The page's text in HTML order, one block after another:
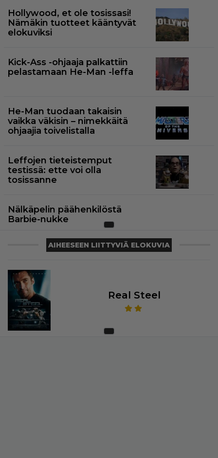
Hollywood, et ole tosissasi!
Nämäkin tuotteet kääntyvät
elokuviksi
Kick-Ass -ohjaaja palkattiin
pelastamaan He-Man -leffa
He-Man tuodaan takaisin
vaikka väkisin – nimekkäitä
ohjaajia toivelistalla
Leffojen tieteistemput
testissä: ette voi olla
tosissanne
Nälkäpelin päähenkilöstä
Barbie-nukke
AIHEESEEN LIITTYVIÄ ELOKUVIA
Real Steel